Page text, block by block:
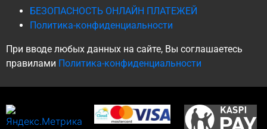
БЕЗОПАСНОСТЬ ОНЛАЙН ПЛАТЕЖЕЙ
Политика-конфиденциальности
При вводе любых данных на сайте, Вы соглашаетесь
правилами Политика-конфиденциальности